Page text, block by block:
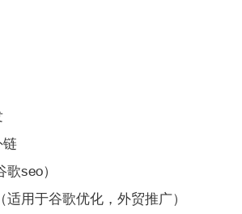
链
seo）
适用于谷歌优化，外贸推广）